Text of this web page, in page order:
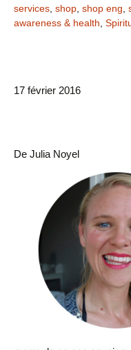
services shop shop eng
awareness & health
17 février 2016
De Julia Noyel